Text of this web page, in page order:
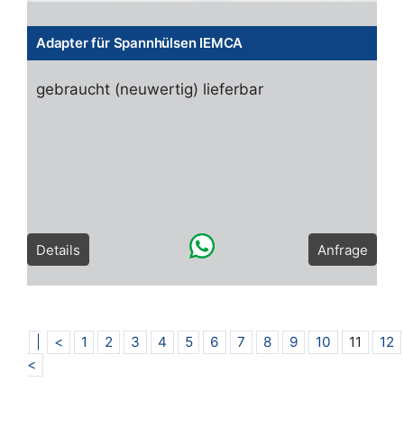
Adapter für Spannhülsen IEMCA
gebraucht (neuwertig) lieferbar
Details Anfrage
<
< 1 2 3 4 5 6 7 8 9 10 11 12